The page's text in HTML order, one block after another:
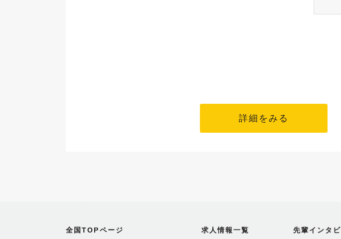
詳細をみる
全国TOPページ 求人情報一覧 先輩インタ